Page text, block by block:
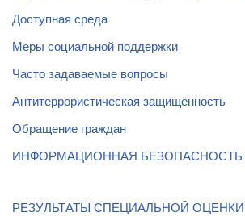
Доступная среда
Меры социальной поддержки
Часто задаваемые вопросы
Антитеррористическая защищённость
Обращение граждан
ИНФОРМАЦИОННАЯ БЕЗОПАСНОСТЬ
РЕЗУЛЬТАТЫ СПЕЦИАЛЬНОЙ